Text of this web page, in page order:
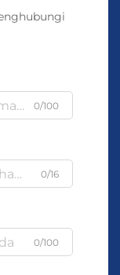
0/100
0/16
0/100